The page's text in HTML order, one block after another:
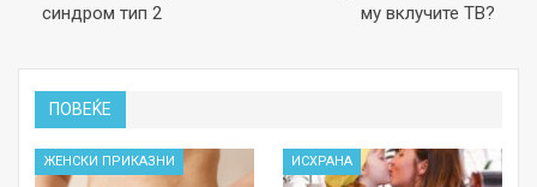
синдром тип 2
му вклучите ТВ?
ПОВЕЌЕ
ЖЕНСКИ ПРИКАЗНИ ИСХРАНА